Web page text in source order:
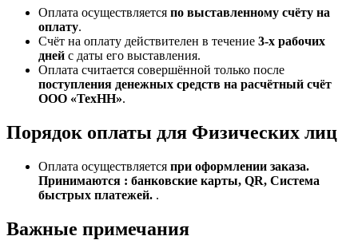
Оплата осуществляется по выставленному счёту на
оплату.
Счёт на оплату действителен в течение 3‑х рабочих
дней с даты его выставления.
Оплата считается совершённой только после
поступления денежных средств на расчётный счёт
ООО «ТехНН».
Порядок оплаты для Физических лиц
Оплата осуществляется при оформлении заказа.
Принимаются : банковские карты, QR, Система
быстрых платежей. .
Важные примечания